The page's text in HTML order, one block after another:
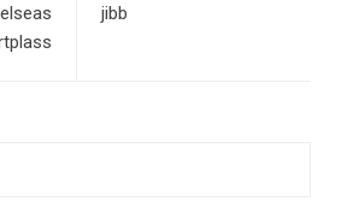
jibb